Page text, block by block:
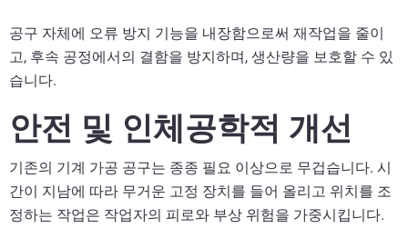
공구 자체에 오류 방지 기능을 내장함으로써 재작업을 줄이
고, 후속 공정에서의 결함을 방지하며, 생산량을 보호할 수 있
습니다.
안전 및 인체공학적 개선
기존의 기계 가공 공구는 종종 필요 이상으로 무겁습니다. 시
간이 지남에 따라 무거운 고정 장치를 들어 올리고 위치를 조
정하는 작업은 작업자의 피로와 부상 위험을 가중시킵니다.